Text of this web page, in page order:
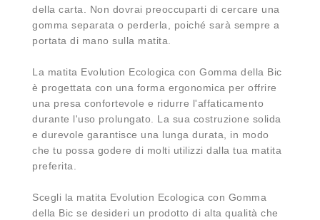
della carta. Non dovrai preoccuparti di cercare una
gomma separata o perderla, poiché sarà sempre a
portata di mano sulla matita.
La matita Evolution Ecologica con Gomma della Bic
è progettata con una forma ergonomica per offrire
una presa confortevole e ridurre l'affaticamento
durante l'uso prolungato. La sua costruzione solida
e durevole garantisce una lunga durata, in modo
che tu possa godere di molti utilizzi dalla tua matita
preferita.
Scegli la matita Evolution Ecologica con Gomma
della Bic se desideri un prodotto di alta qualità che